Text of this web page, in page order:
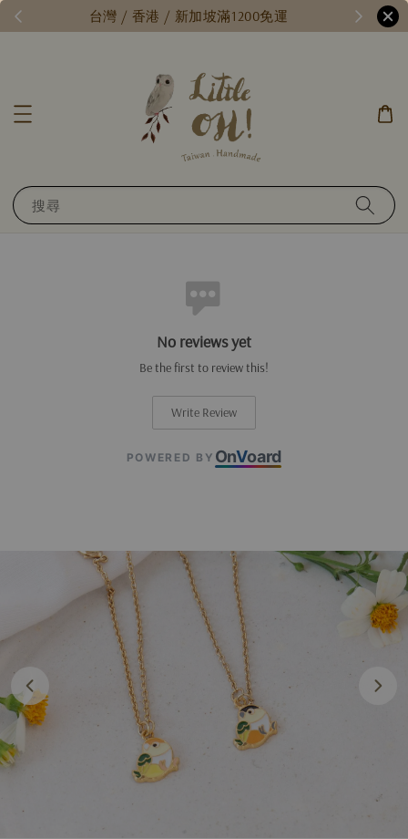
每月15號，小確幸日 // 全館限時免運 // 台灣 / 香
搜尋
No reviews yet
Be the first to review this!
Write Review
POWERED BY OnVoard